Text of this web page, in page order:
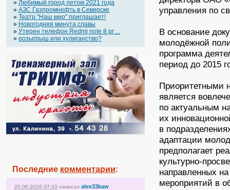
» Любимый город летом 2021 года
» АЗС Газпромнефть в Северске
» Театр "Наш мир" приглашает!
» Новогодняя минута славы
» Утерен телефон Redmi note 8 pr ...
» розыгрыш или хулиганство?
Последние комментарии:
20.06.2026 07:33 написал alex33kaw
управления по
В основание
молодёжной
программа
период до 2015
Приоритетными
является
по актуальным
их
в
адаптации
предполагает
культурно-
направленных
мероприятий в